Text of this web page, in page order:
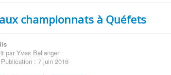
championnats à Quéfets
par Yves Bellanger
Publication : 7 juin 2016